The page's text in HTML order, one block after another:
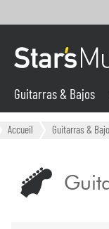
Guitarras & Bajos
Accueil Guitarras &